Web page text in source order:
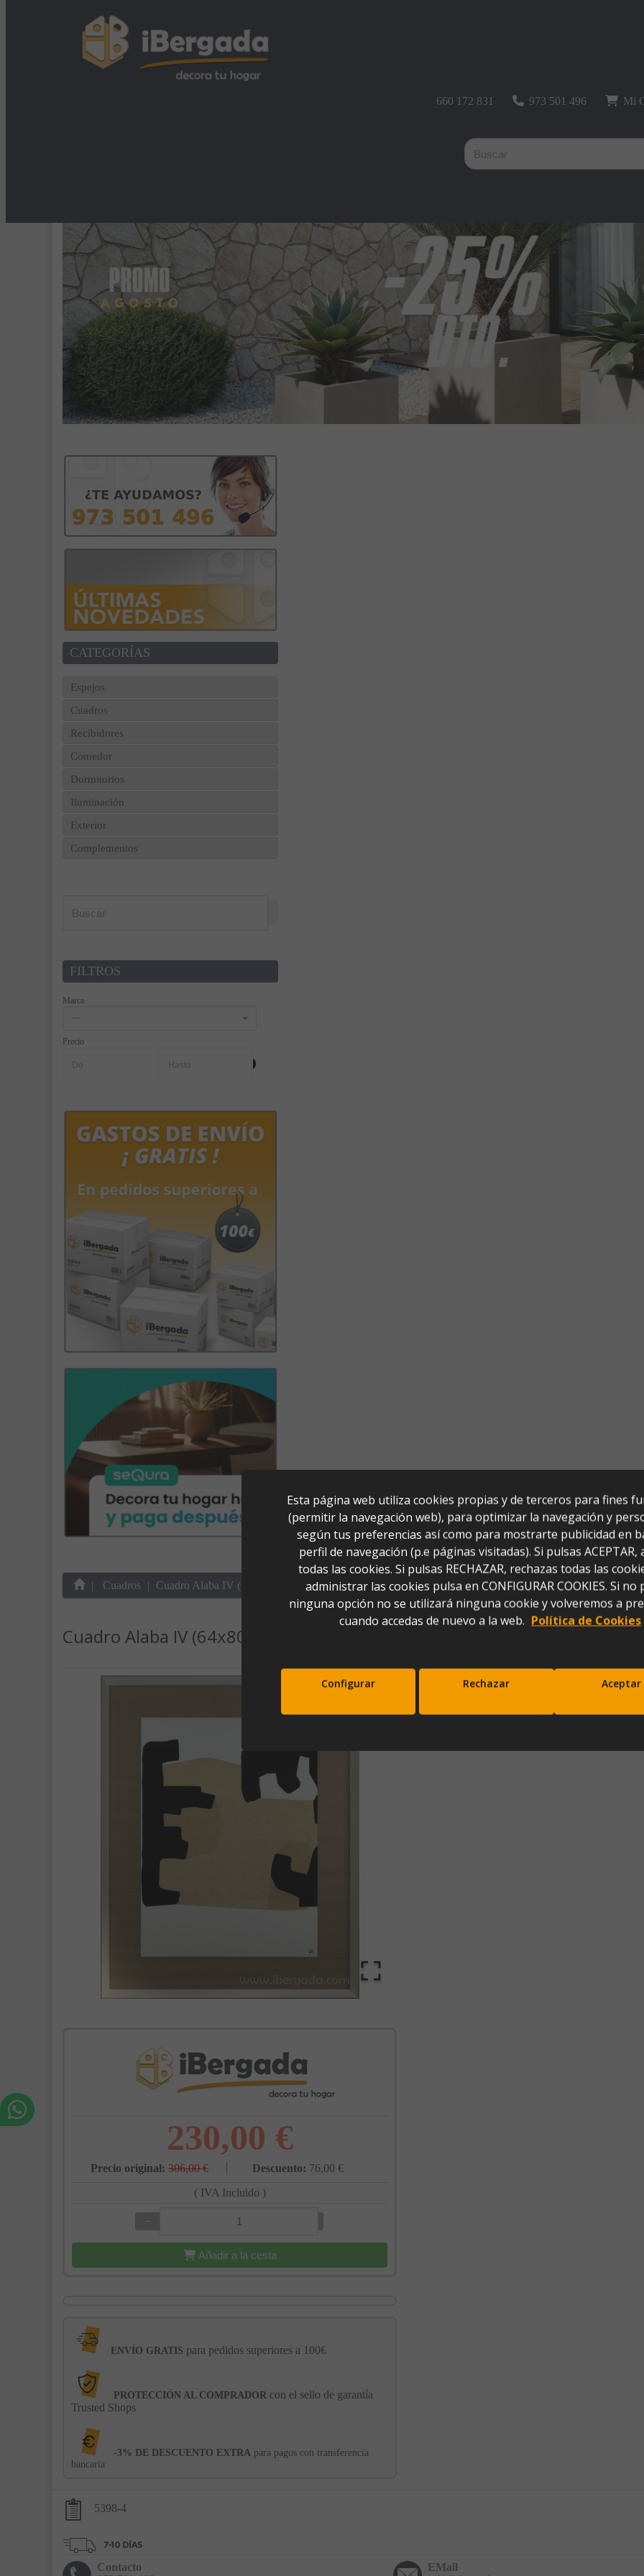
660 172 831 973 501 496 Mi
CATEGORÍAS
Espejos
Cuadros
Recibidores
Comedor
Dormitorios
Iluminación
Exterior
Complementos
FILTROS
Marca
---
Precio
Cuadros Cuadro Alaba IV (64x80)
Cuadro Alaba IV (64x80)
230,00 €
Precio original: 306,00 € Descuento: 76,00 €
( IVA Incluido )
−
Añadir a la cesta
ENVÍO GRATIS para pedidos superiores a 100€
PROTECCIÓN AL COMPRADOR con el sello de garantía
Trusted Shops
-3% DE DESCUENTO EXTRA para pagos con transferencia
bancaria
5398-4
Contacto
EMail
Subscríbete a nuestra newsletter y
Esta página web utiliza cookies propias y de terceros para fines
(permitir la navegación web), para optimizar la navegación y
según tus preferencias así como para mostrarte publicidad en
perfil de navegación (p.e páginas visitadas). Si pulsas ACEPTAR,
todas las cookies. Si pulsas RECHAZAR, rechazas todas las
administrar las cookies pulsa en CONFIGURAR COOKIES. Si no
ninguna opción no se utilizará ninguna cookie y volveremos a
cuando accedas de nuevo a la web. Política de Cookies
Configurar Rechazar Aceptar